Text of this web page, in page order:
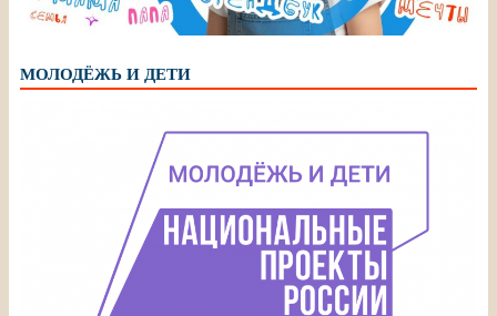
МОЛОДЁЖЬ И ДЕТИ